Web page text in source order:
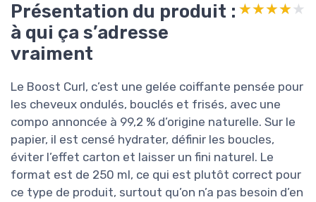
Présentation du produit :
à qui ça s’adresse
vraiment
★★★★★
★★★★★
Le Boost Curl, c’est une gelée coiffante pensée pour
les cheveux ondulés, bouclés et frisés, avec une
compo annoncée à 99,2 % d’origine naturelle. Sur le
papier, il est censé hydrater, définir les boucles,
éviter l’effet carton et laisser un fini naturel. Le
format est de 250 ml, ce qui est plutôt correct pour
ce type de produit, surtout qu’on n’a pas besoin d’en